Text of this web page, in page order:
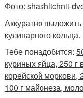
Фото: shashlichnii-
Аккуратно
кулинарного кольца.
Тебе понадобится:
куриных яйца, 250 г
корейской моркови,
100 г майонеза,